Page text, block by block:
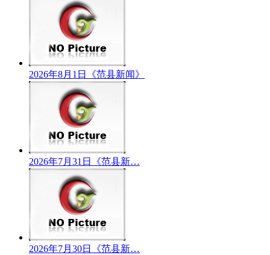
2026年8月1日《范县新闻》
2026年7月31日《范县新…
2026年7月30日《范县新…